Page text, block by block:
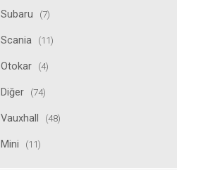
Subaru (7)
Scania (11)
Otokar (4)
Diğer (74)
Vauxhall (48)
Mini (11)